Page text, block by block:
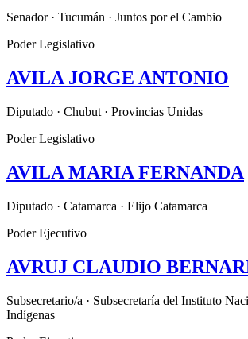
Senador · Tucumán · Juntos por el Cambio
Poder Legislativo
AVILA JORGE ANTONIO
Diputado · Chubut · Provincias Unidas
Poder Legislativo
AVILA MARIA FERNANDA
Diputado · Catamarca · Elijo Catamarca
Poder Ejecutivo
AVRUJ CLAUDIO
Subsecretario/a · Subsecretaría del Instituto
Indígenas